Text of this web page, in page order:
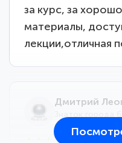
за курс, за
материалы,
лекции,отличная
Дмитрий